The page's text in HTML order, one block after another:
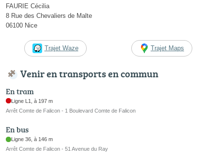
FAURIE Cécilia
8 Rue des Chevaliers de Malte
06100 Nice
Trajet Waze Trajet Maps
Venir en transports en commun
En tram
Ligne L1, à 197 m
Arrêt Comte de Falicon - 1 Boulevard Comte de Falicon
En bus
Ligne 36, à 146 m
Arrêt Comte de Falicon - 51 Avenue du Ray